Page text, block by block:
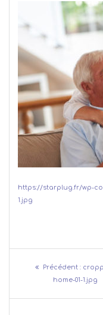
https://starplug.fr/wp-
1.jpg
Navigation
Précédent : Article
home-01-1.jpg